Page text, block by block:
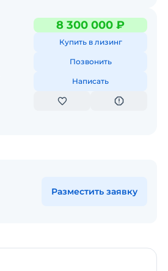
8 300 000 ₽
Купить в лизинг
Позвонить
Написать
Разместить заявку